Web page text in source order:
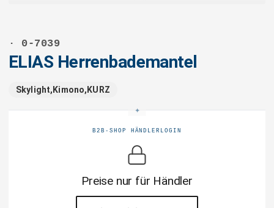
· 0-7039
ELIAS Herrenbademantel
Skylight,Kimono,KURZ
B2B-SHOP HÄNDLERLOGIN
Preise nur für Händler